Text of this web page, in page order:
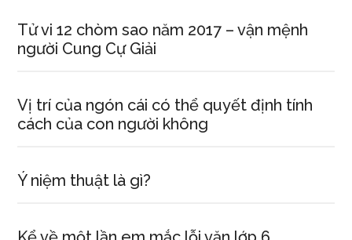
Tử vi 12 chòm sao năm 2017 – vận mệnh
người Cung Cự Giải
Vị trí của ngón cái có thể quyết định tính
cách của con người không
Ý niệm thuật là gì?